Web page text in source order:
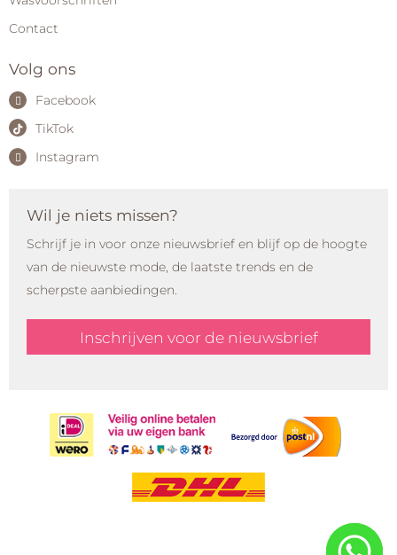
Contact
Volg ons
Facebook
TikTok
Instagram
Wil je niets missen?
Schrijf je in voor onze nieuwsbrief en blijf op de hoogte
van de nieuwste mode, de laatste trends en de
scherpste aanbiedingen.
Inschrijven voor de nieuwsbrief